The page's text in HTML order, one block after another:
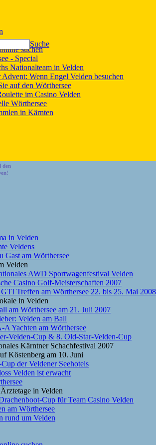
den
suchen
- Special
Nationalteam in Velden
Advent: Wenn Engel Velden besuchen
auf den Wörthersee
im Casino Velden
Wörthersee
in Kärnten
in Velden
Veldens
Gast am Wörthersee
Velden
AWD Sportwagenfestival Velden
Casino Golf-Meisterschaften 2007
Treffen am Wörthersee 22. bis 25. Mai 2008
in Velden
am Wörthersee am 21. Juli 2007
Velden am Ball
Yachten am Wörthersee
Velden-Cup & 8. Old-Star-Velden-Cup
Kärntner Schachfestival 2007
Köstenberg am 10. Juni
der Veldener Seehotels
Velden ist erwacht
Ärztetage in Velden
Cup für Team Casino Velden
am Wörthersee
rund um Velden
Suche